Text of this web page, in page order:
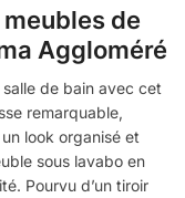
de
Aggloméré
de bain avec cet
remarquable,
look organisé et
sous lavabo en
Pourvu d’un tiroir